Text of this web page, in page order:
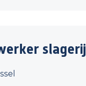
slagerij